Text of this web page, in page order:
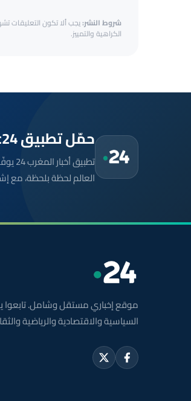
شروط النشر:يجب ألا تكون التعليقات
الكراهية والتمييز.
حمّل تطبيق Maroc24، أخبار المغرب تصلك أولاً
العالم لحظة بلحظة، مع
موقع إخباري مستقل وشامل. تابعوا
السياسية والاقتصادية والرياضية